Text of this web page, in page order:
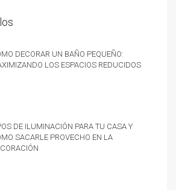
decorar un baño pequeño:
los espacios reducidos
de iluminación para tu casa y
sacarle provecho en la